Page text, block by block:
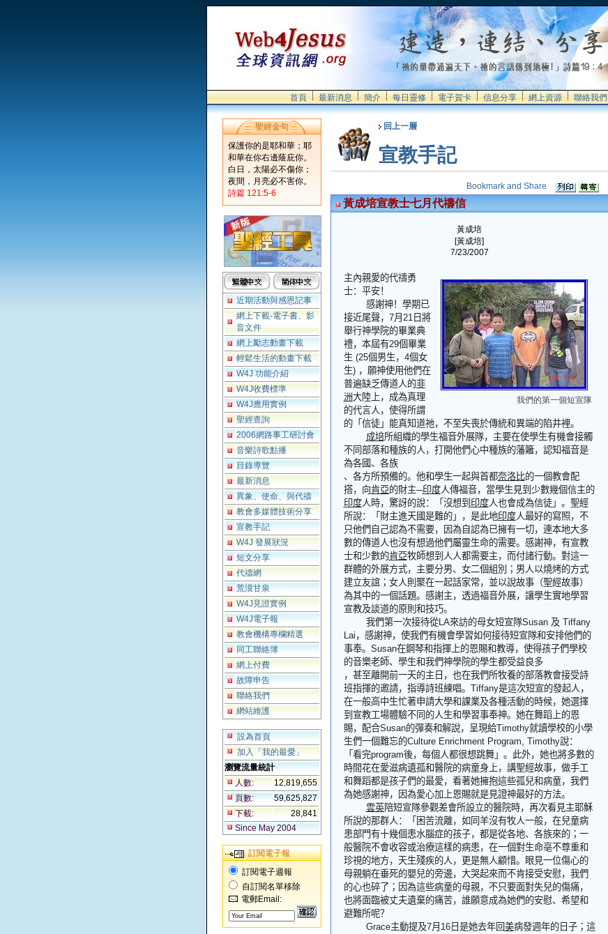
首頁 最新消息 簡介 每日靈修 電子賀卡 信息分享 網上資源 聯絡我們
聖經金句
保護你的是耶和華；耶
和華在你右邊蔭庇你。
白日，太陽必不傷你；
夜間，月亮必不害你。
詩篇 121:5-6
近期活動與感恩記事
網上下載-電子書、影
音文件
網上勵志動畫下載
輕鬆生活的動畫下載
W4J 功能介紹
W4J收費標準
W4J應用實例
聖經查詢
2006網路事工研討會
音樂詩歌點播
目錄導覽
最新消息
異象、使命、與代禱
教會多媒體技術分享
宣教手記
W4J 發展狀況
短文分享
代禱網
荒漠甘泉
W4J見證實例
W4J電子報
教會機構專欄精選
同工聯絡簿
網上付費
故障申告
聯絡我們
網站維護
設為首頁
加入「我的最愛」
瀏覽流量統計
人數:
12,819,655
頁數:
59,625,827
下載:
28,841
Since May 2004
訂閱電子報
訂閱電子週報
自訂閱名單移除
電郵Email:
回上一層
宣教手記
黃成培宣教士七月代禱信
黃成培
[黃成培]
7/23/2007
我們的第一個短宣隊
主內親愛的代禱勇
士：平安！
感謝神！學期已
接近尾聲， 7月 21日將
舉行神學院的畢業典
禮，本屆有29個畢業
生 (25個男生， 4個女
生) ，願神使用他們在
普遍缺乏傳道人的非
洲大陸上，成為真理
的代言人，使得所謂
的「信徒」能真知道祂，不至失喪於傳統和異端的陷井裡。
成培所組織的學生福音外展隊，主要在使學生有機會接觸
不同部落和種族的人，打開他們心中種族的藩籬，認知福音是
為各國、各族
、各方所預備的。他和學生一起與首都奈洛比的一個教會配
搭，向肯亞的財主─印度人傳福音，當學生見到少數幾個信主的
印度人時，驚訝的說：「沒想到 印度人也會成為信徒」。聖經
所說：「財主進天國是難的」，是此地印度人最好的寫照，不
只他們自己認為不需要，因為自認為已擁有一切，連本地大多
數的傳道人也沒有想過他們屬靈生命的需要。感謝神，有宣教
士和少數的肯亞牧師想到人人都需要主，而付諸行動。對這一
群體的外展方式，主要分男、女二個組別 ； 男人以燒烤的方式
建立友誼； 女人則聚在一起話家常，並以說故事（聖經故事）
為其中的一個話題。感謝主，透過福音外展，讓學生實地學習
宣教及談道的原則和技巧。
我們第一次接待從LA來訪的母女短宣隊Susan 及 Tiffany
Lai ，感謝神，使我們有機會學習如何接待短宣隊和安排他們的
事奉。 Susan在鋼琴和指揮上的恩賜和教導，使得孩子們學校
的音樂老師、學生和我們神學院的學生都受益良多
，甚至離開前一天的主日，也在我們所牧養的部落教會接受詩
班指揮的邀請，指導詩班練唱。 Tiffany是這次短宣的發起人，
在一般高中生忙著申請大學和課業及各種活動的時候，她選擇
到宣教工場體驗不同的人生和學習事奉神。她在舞蹈上的恩
賜，配合Susan的彈奏和解說，呈現給Timothy就讀學校的小學
生們一個難忘的Culture Enrichment Program, Timothy說：
「看完program後，每個人都很想跳舞」。此外，她也將多數的
時間花在愛滋病遺孤和醫院的病童身上，講聖經故事，做手工
和舞蹈都是孩子們的最愛，看著她擁抱這些孤兒和病童，我們
為她感謝神，因為愛心加上恩賜就是見證神最好的方法。
雲英陪短宣隊參觀差會所設立的醫院時，再次看見主耶穌
所說的那群人：「困苦流離，如同羊沒有牧人一般，在兒童病
患部門有十幾個患水腦症的孩子，都是從各地、各族來的； 一
般醫院不會收容或治療這樣的病患，在一個對生命亳不尊重和
珍視的地方，天生殘疾的人，更是無人顧惜。眼見一位傷心的
母親躺在垂死的嬰兒的旁邊，大哭起來而不肯接受安慰，我們
的心也碎了 ； 因為這些病童的母親，不只要面對失兒的傷痛 ，
也將面臨被丈夫遺棄的痛苦，誰願意成為她們的安慰、希望和
避難所呢？
Grace主動提及7月 16日是她去年回 美病發週年的日子； 這